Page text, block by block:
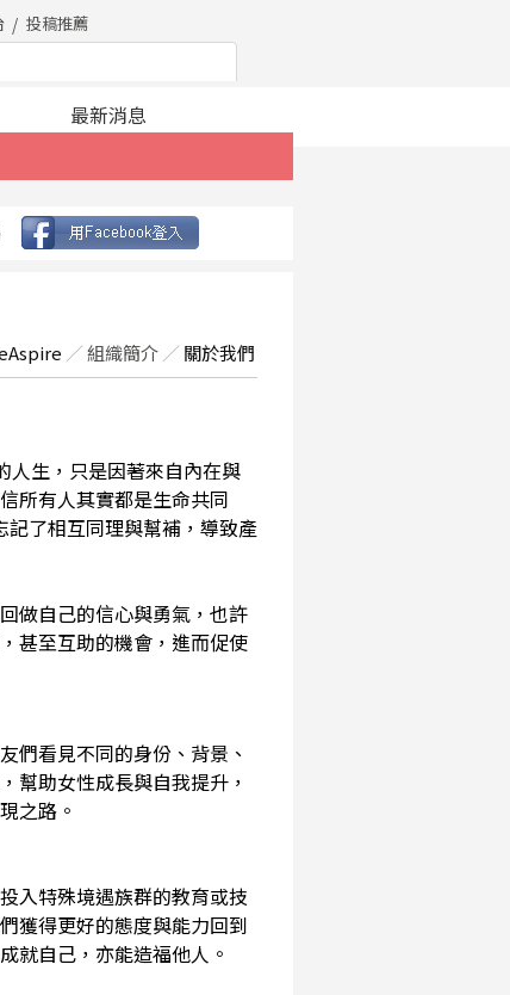
投稿推薦
最新消息
／組織簡介 ／ 關於我們
人生，只是因著來自內在與
所有人其實都是生命共同
了相互同理與幫補，導致產
做自己的信心與勇氣，也許
甚至互助的機會，進而促使
們看見不同的身份、背景、
幫助女性成長與自我提升，
之路。
入特殊境遇族群的教育或技
獲得更好的態度與能力回到
就自己，亦能造福他人。